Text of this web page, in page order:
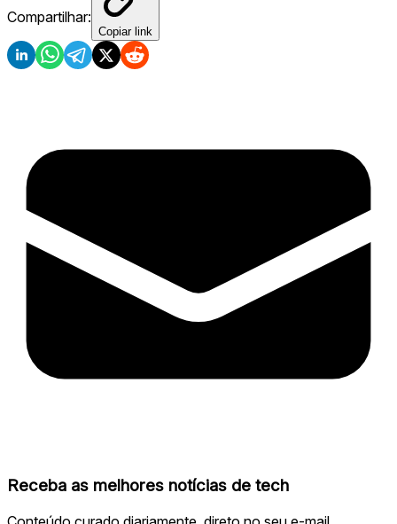
Compartilhar:
Copiar link
Receba as melhores notícias de tech